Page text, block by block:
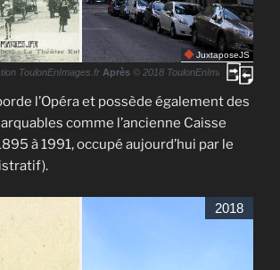
JuxtaposeJS
ToulonEnImages.fr Après © 2018 ToulonEnImages.fr
l’Opéra et possède également des
comme l’ancienne Caisse
à 1991, occupé aujourd’hui par le
2018